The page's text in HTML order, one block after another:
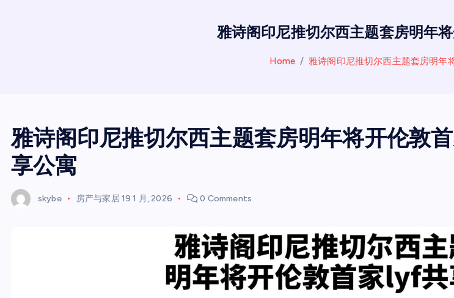
雅诗阁印尼推切尔西主题套房明年
Home 雅诗阁印尼推切尔西主题套房明年
雅诗阁印尼推切尔西主题套房明年将开伦敦
享公寓
skybe 房产与家居19 1 月, 2026 0 Comments